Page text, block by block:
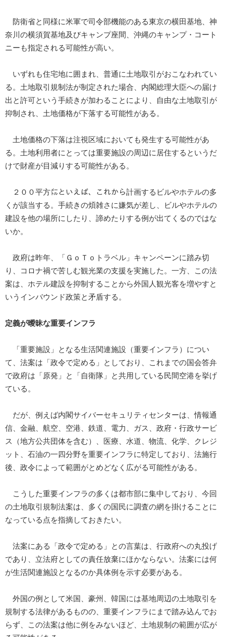
防衛省と同様に米軍で司令部機能のある東京の横田基地、神
奈川の横須賀基地及びキャンプ座間、沖縄のキャンプ・コート
ニーも指定される可能性が高い。
いずれも住宅地に囲まれ、普通に土地取引がおこなわれてい
る。土地取引規制法が制定された場合、内閣総理大臣への届け
出と許可という手続きが加わることにより、自由な土地取引が
抑制され、土地価格が下落する可能性がある。
土地価格の下落は注視区域においても発生する可能性があ
る。土地利用者にとっては重要施設の周辺に居住するというだ
けで財産が目減りする可能性がある。
２００平方㍍といえば、これから計画するビルやホテルの多
くが該当する。手続きの煩雑さに嫌気が差し、ビルやホテルの
建設を他の場所にしたり、諦めたりする例が出てくるのではな
いか。
政府は昨年、「ＧｏＴｏトラベル」キャンペーンに踏み切
り、コロナ禍で苦しむ観光業の支援を実施した。一方、この法
案は、ホテル建設を抑制することから外国人観光客を増やすと
いうインバウンド政策と矛盾する。
定義が曖昧な重要インフラ
「重要施設」となる生活関連施設（重要インフラ）につい
て、法案は「政令で定める」としており、これまでの国会答弁
で政府は「原発」と「自衛隊」と共用している民間空港を挙げ
ている。
だが、例えば内閣サイバーセキュリティセンターは、情報通
信、金融、航空、空港、鉄道、電力、ガス、政府・行政サービ
ス（地方公共団体を含む）、医療、水道、物流、化学、クレジ
ット、石油の一四分野を重要インフラに特定しており、法施行
後、政令によって範囲がとめどなく広がる可能性がある。
こうした重要インフラの多くは都市部に集中しており、今回
の土地取引規制法案は、多くの国民に調査の網を掛けることに
なっている点を指摘しておきたい。
法案にある「政令で定める」との言葉は、行政府への丸投げ
であり、立法府としての責任放棄にほかならない。法案には何
が生活関連施設となるのか具体例を示す必要がある。
外国の例として米国、豪州、韓国には基地周辺の土地取引を
規制する法律があるものの、重要インフラにまで踏み込んでお
らず、この法案は他に例をみないほど、土地規制の範囲が広が